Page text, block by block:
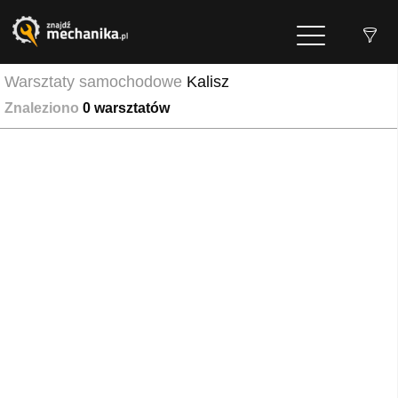
Warsztaty samochodowe Kalisz
Znaleziono 0 warsztatów